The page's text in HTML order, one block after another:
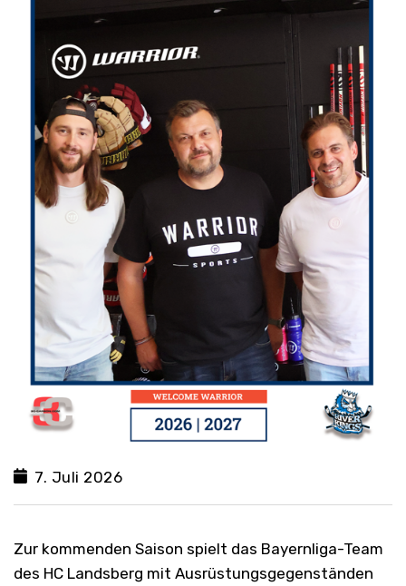
7. Juli 2026
Zur kommenden Saison spielt das Bayernliga-Team
des HC Landsberg mit Ausrüstungsgegenständen